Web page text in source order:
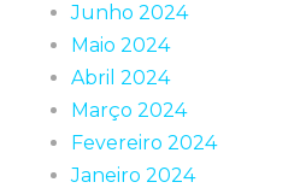
Junho 2024
Maio 2024
Abril 2024
Março 2024
Fevereiro 2024
Janeiro 2024